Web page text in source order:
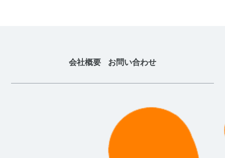
会社概要 お問い合わせ